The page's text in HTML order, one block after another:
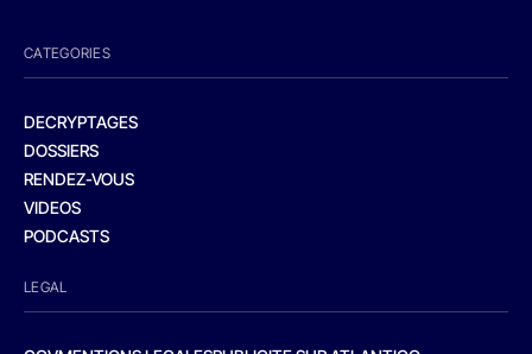
CATEGORIES
DECRYPTAGES
DOSSIERS
RENDEZ-VOUS
VIDEOS
PODCASTS
LEGAL